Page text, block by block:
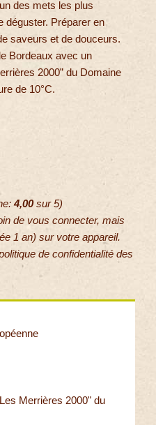
des mets les plus
déguster. Préparer en
saveurs et de douceurs.
Bordeaux avec un
2000” du Domaine
de 10°C.
4,00sur 5)
de vous connecter, mais
1 an) sur votre appareil.
de confidentialité des
Merrières 2000" du